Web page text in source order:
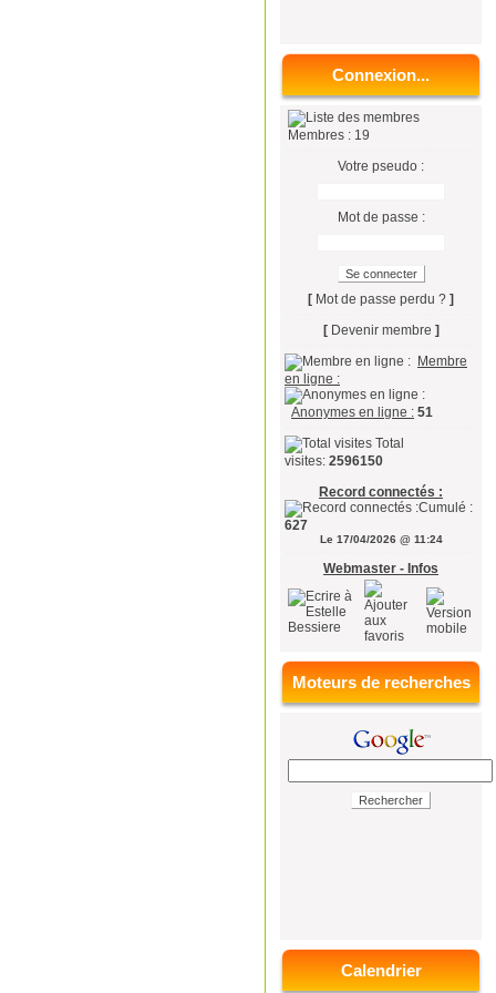
Connexion...
Membres : 19
Votre pseudo :
Mot de passe :
[ Mot de passe perdu ? ]
[ Devenir membre ]
Membre
en ligne :
Anonymes en ligne : 51
Total
visites: 2596150
Record connectés :
Cumulé :
627
Le 17/04/2026 @ 11:24
Webmaster - Infos
Moteurs de recherches
Calendrier